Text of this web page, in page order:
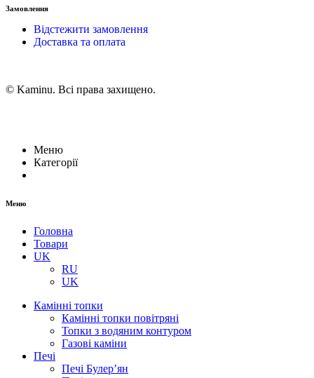
Замовлення
Відстежити замовлення
Доставка та оплата
© Kaminu. Всі права захищено.
Меню
Категорії
Меню
Головна
Товари
UK
RU
UK
Камінні топки
Камінні топки повітряні
Топки з водяним контуром
Газові каміни
Печі
Печі Булер’ян